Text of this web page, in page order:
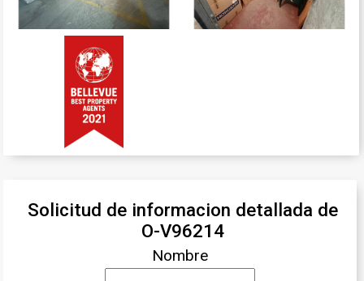
Solicitud de informacion detallada de
O-V96214
Nombre